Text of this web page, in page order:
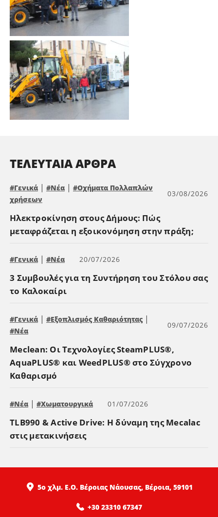
ΤΕΛΕΥΤΑΊΑ ΆΡΘΡΑ
#Γενικά | #Νέα | #Οχήματα Πολλαπλών
χρήσεων
03/08/2026
Ηλεκτροκίνηση στους Δήμους: Πώς
μεταφράζεται η εξοικονόμηση στην πράξη;
#Γενικά | #Νέα 20/07/2026
3 Συμβουλές για τη Συντήρηση του Στόλου σας
το Καλοκαίρι
#Γενικά | #Εξοπλισμός Καθαριότητας |
#Νέα
09/07/2026
Meclean: Οι Τεχνολογίες SteamPLUS®,
AquaPLUS® και WeedPLUS® στο Σύγχρονο
Καθαρισμό
#Νέα | #Χωματουργικά 01/07/2026
TLB990 & Active Drive: Η δύναμη της Mecalac
στις μετακινήσεις
5ο χλμ. Ε.Ο. Βέροιας Νάουσας, Βέροια, 59101
+30 23310 67347